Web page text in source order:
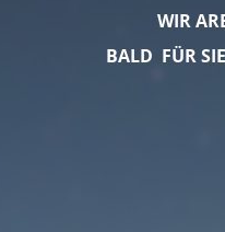
WIR
BALD FÜR